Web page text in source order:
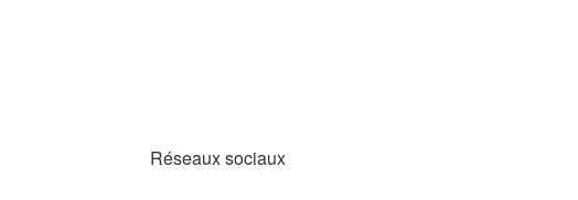
Réseaux sociaux